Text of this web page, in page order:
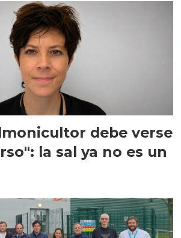
debe verse
la sal ya no es un